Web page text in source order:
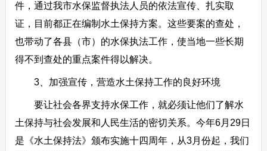
件，通过我市水保监督执法人员的依法宣传、扎实取
证，目前都正在编制水土保持方案。这些要案的查处，
也带动了各县（市）的水保执法工作，使当地一些长期
得不到查处的重点案件得以解决。
3、加强宣传，营造水土保持工作的良好环境
要让社会各界支持水保工作，就必须让他们了解水
土保持与社会发展和人民生活的密切关系。今年6月29日
是《水土保持法》颁布实施十四周年，从3月份起，我们